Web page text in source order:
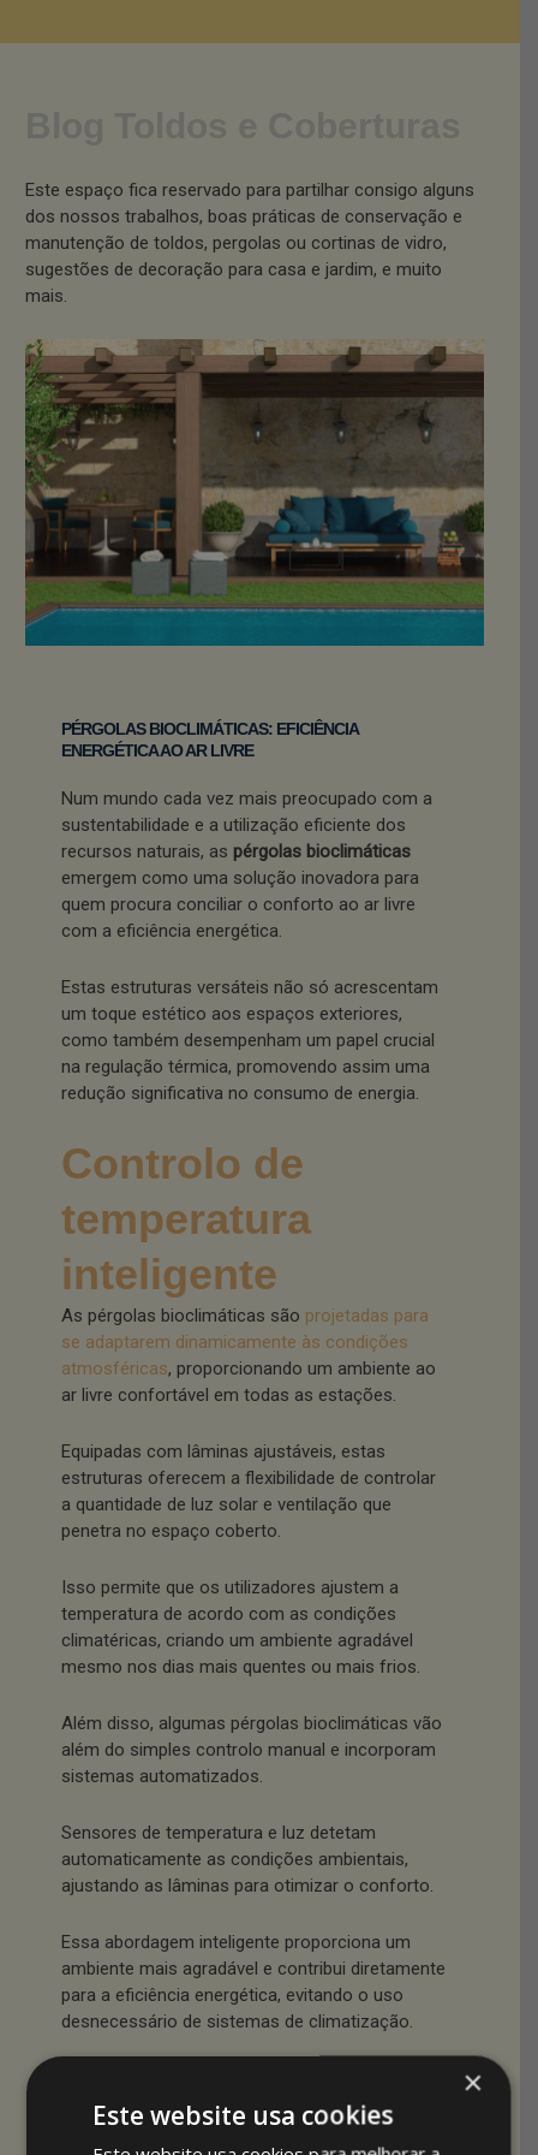
Este espaço fica reservado para partilhar consigo alguns
dos nossos trabalhos, boas práticas de conservação e
manutenção de toldos, pergolas ou cortinas de vidro,
sugestões de decoração para casa e jardim, e muito
mais.
PÉRGOLAS BIOCLIMÁTICAS: EFICIÊNCIA
ENERGÉTICA AO AR LIVRE
Num mundo cada vez mais preocupado com a
sustentabilidade e a utilização eficiente dos
recursos naturais, as pérgolas bioclimáticas
emergem como uma solução inovadora para
quem procura conciliar o conforto ao ar livre
com a eficiência energética.
Estas estruturas versáteis não só acrescentam
um toque estético aos espaços exteriores,
como também desempenham um papel crucial
na regulação térmica, promovendo assim uma
redução significativa no consumo de energia.
Controlo de
temperatura
inteligente
As pérgolas bioclimáticas são projetadas para
se adaptarem dinamicamente às condições
atmosféricas, proporcionando um ambiente ao
ar livre confortável em todas as estações.
Equipadas com lâminas ajustáveis, estas
estruturas oferecem a flexibilidade de controlar
a quantidade de luz solar e ventilação que
penetra no espaço coberto.
Isso permite que os utilizadores ajustem a
temperatura de acordo com as condições
climatéricas, criando um ambiente agradável
mesmo nos dias mais quentes ou mais frios.
Além disso, algumas pérgolas bioclimáticas vão
além do simples controlo manual e incorporam
sistemas automatizados.
Sensores de temperatura e luz detetam
automaticamente as condições ambientais,
ajustando as lâminas para otimizar o conforto.
Essa abordagem inteligente proporciona um
ambiente mais agradável e contribui diretamente
para a eficiência energética, evitando o uso
desnecessário de sistemas de climatização.
×
Este website usa cookies